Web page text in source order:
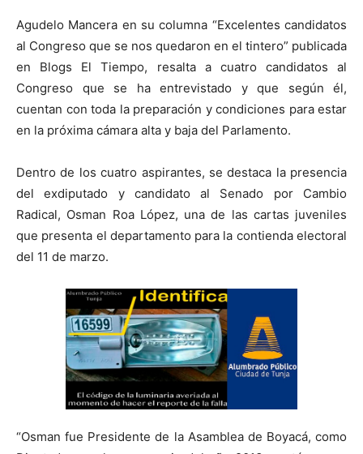
Agudelo Mancera en su columna “Excelentes candidatos
al Congreso que se nos quedaron en el tintero” publicada
en Blogs El Tiempo, resalta a cuatro candidatos al
Congreso que se ha entrevistado y que según él,
cuentan con toda la preparación y condiciones para estar
en la próxima cámara alta y baja del Parlamento.
Dentro de los cuatro aspirantes, se destaca la presencia
del exdiputado y candidato al Senado por Cambio
Radical, Osman Roa López, una de las cartas juveniles
que presenta el departamento para la contienda electoral
del 11 de marzo.
“Osman fue Presidente de la Asamblea de Boyacá, como